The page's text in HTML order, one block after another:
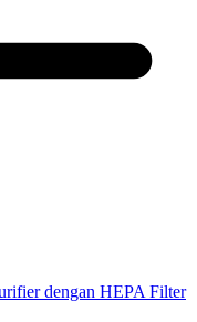
dengan HEPA Filter